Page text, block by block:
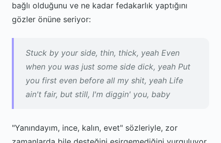
bağlı olduğunu ve ne kadar fedakarlık yaptığını
gözler önüne seriyor:
Stuck by your side, thin, thick, yeah Even
when you was just some side dick, yeah Put
you first even before all my shit, yeah Life
ain't fair, but still, I'm diggin' you, baby
"Yanındayım, ince, kalın, evet" sözleriyle, zor